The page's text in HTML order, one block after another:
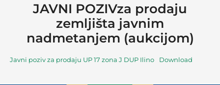
JAVNI POZIVza prodaju
zemljišta javnim
nadmetanjem (aukcijom)
Javni poziv za prodaju UP 17 zona J DUP Ilino Download